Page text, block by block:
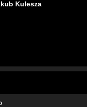
Kulesza